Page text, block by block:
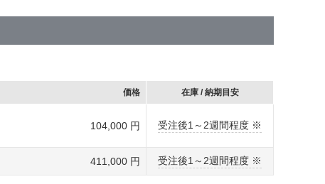
価格 在庫 / 納期目安
104,000 円 受注後1～2週間程度 ※
411,000 円 受注後1～2週間程度 ※